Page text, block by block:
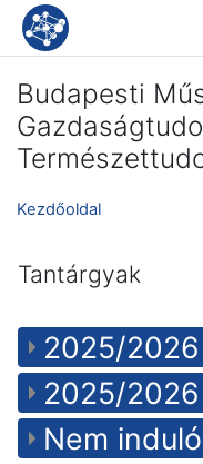
Tovább a fő tartalomhoz
Budapesti
Kezdőoldal
Tantárgyak
2025/
2025/
Nem